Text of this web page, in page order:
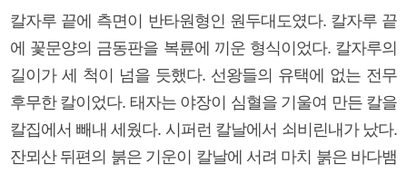
칼자루 끝에 측면이 반타원형인 원두대도였다. 칼자루 끝
에 꽃문양의 금동판을 복륜에 끼운 형식이었다. 칼자루의
길이가 세 척이 넘을 듯했다. 선왕들의 유택에 없는 전무
후무한 칼이었다. 태자는 야장이 심혈을 기울여 만든 칼을
칼집에서 빼내 세웠다. 시퍼런 칼날에서 쇠비린내가 났다.
잔뫼산 뒤편의 붉은 기운이 칼날에 서려 마치 붉은 바다뱀